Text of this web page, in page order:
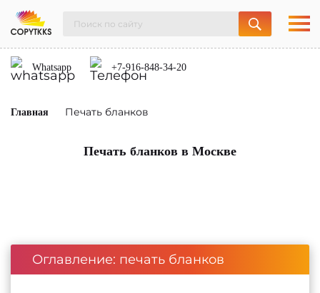
Whatsapp +7-916-848-34-20
Главная Печать бланков
Печать бланков в Москве
Оглавление: печать бланков